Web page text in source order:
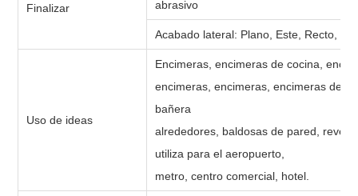
Finalizar abrasivo
Acabado lateral: Plano, Este, Recto,
Uso de ideas
Encimeras, encimeras de cocina,
encimeras, encimeras, encimeras de
bañera
alrededores, baldosas de pared,
utiliza para el aeropuerto,
metro, centro comercial, hotel.